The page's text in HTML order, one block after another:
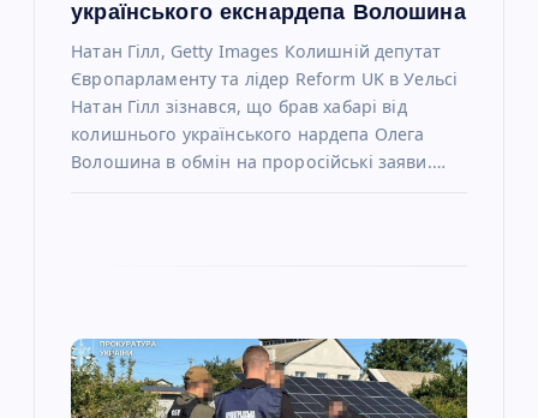
українського екснардепа Волошина
Натан Гілл, Getty Images Колишній депутат
Європарламенту та лідер Reform UK в Уельсі
Натан Гілл зізнався, що брав хабарі від
колишнього українського нардепа Олега
Волошина в обмін на проросійські заяви.…